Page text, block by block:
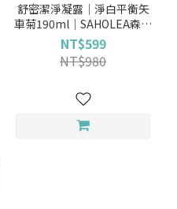
舒密潔淨凝露│淨白平衡矢
車菊190ml│SAHOLEA森歐
黎漾【平衡小白瓶/私密肌/私
密清潔】
NT$599
NT$980